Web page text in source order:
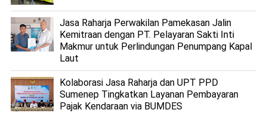
Jasa Raharja Perwakilan Pamekasan Jalin
Kemitraan dengan PT. Pelayaran Sakti Inti
Makmur untuk Perlindungan Penumpang Kapal
Laut
Kolaborasi Jasa Raharja dan UPT PPD
Sumenep Tingkatkan Layanan Pembayaran
Pajak Kendaraan via BUMDES